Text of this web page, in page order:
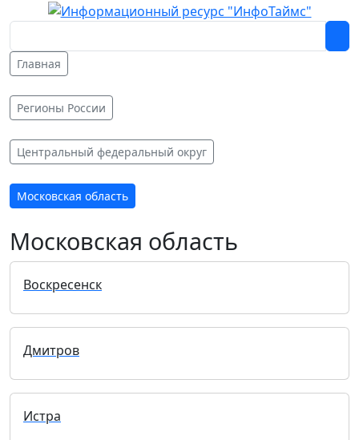
Главная
Регионы России
Центральный федеральный округ
Московская область
Московская область
Воскресенск
Дмитров
Истра